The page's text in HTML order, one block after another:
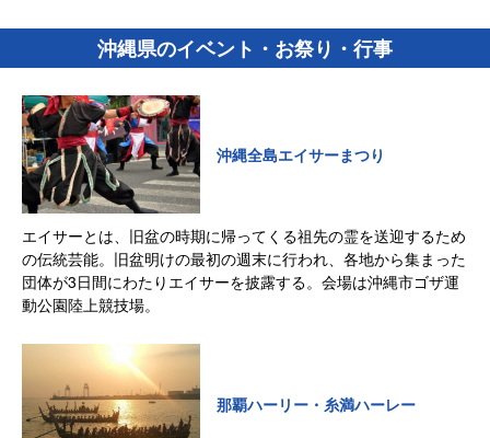
沖縄県のイベント・お祭り・行事
沖縄全島エイサーまつり
エイサーとは、旧盆の時期に帰ってくる祖先の霊を送迎するため
の伝統芸能。旧盆明けの最初の週末に行われ、各地から集まった
団体が3日間にわたりエイサーを披露する。会場は沖縄市ゴザ運
動公園陸上競技場。
那覇ハーリー・糸満ハーレー